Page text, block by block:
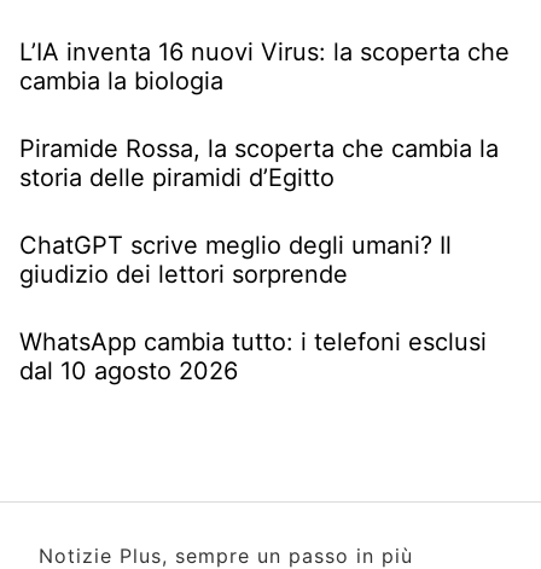
L’IA inventa 16 nuovi Virus: la scoperta che
cambia la biologia
Piramide Rossa, la scoperta che cambia la
storia delle piramidi d’Egitto
ChatGPT scrive meglio degli umani? Il
giudizio dei lettori sorprende
WhatsApp cambia tutto: i telefoni esclusi
dal 10 agosto 2026
Notizie Plus, sempre un passo in più